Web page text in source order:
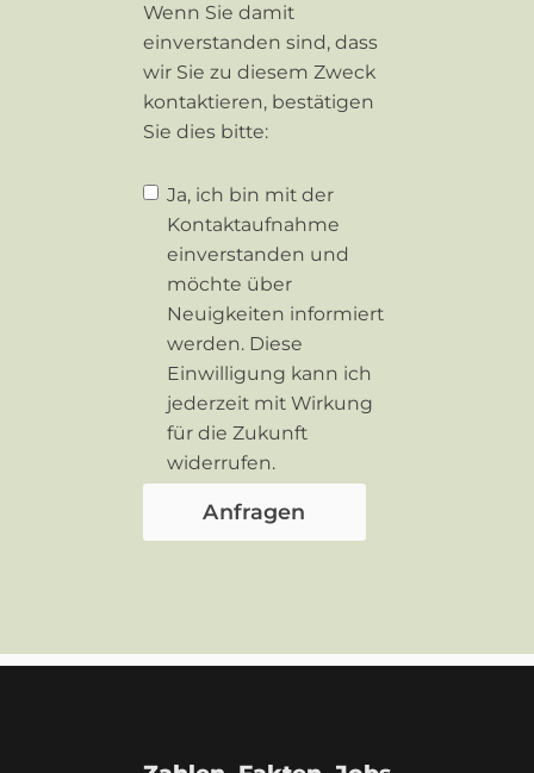
Wenn Sie damit
einverstanden sind, dass
wir Sie zu diesem Zweck
kontaktieren, bestätigen
Sie dies bitte:
Ja, ich bin mit der
Kontaktaufnahme
einverstanden und
möchte über
Neuigkeiten informiert
werden. Diese
Einwilligung kann ich
jederzeit mit Wirkung
für die Zukunft
widerrufen.